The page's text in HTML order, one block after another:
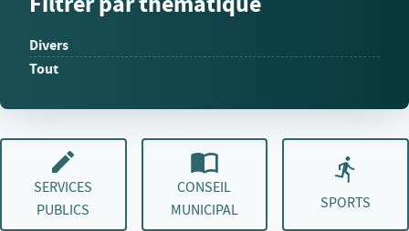
Divers
Tout
SERVICES
PUBLICS
CONSEIL
MUNICIPAL
SPORTS